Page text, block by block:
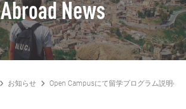
Abroad News
お知らせ Open Campusにて留学プログラム説明会